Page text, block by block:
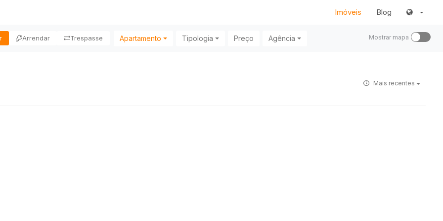
Imóveis Blog
Arrendar Trespasse Apartamento Tipologia Preço Agência Mostrar mapa
Mais recentes